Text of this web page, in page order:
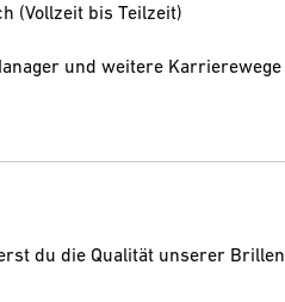
(Vollzeit bis Teilzeit)
und weitere Karrierewege
du die Qualität unserer Brillen